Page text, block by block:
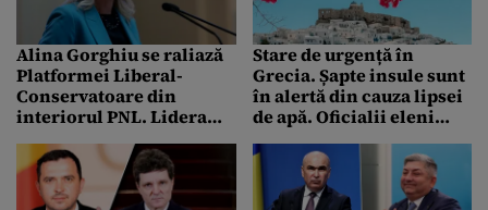
Alina Gorghiu se raliază
Platformei Liberal-
Conservatoare din
interiorul PNL. Lidera
userizării partidului
Stare de urgență în
Grecia. Șapte insule sunt
în alertă din cauza lipsei
de apă. Oficialii eleni
problemă de securitate
națională